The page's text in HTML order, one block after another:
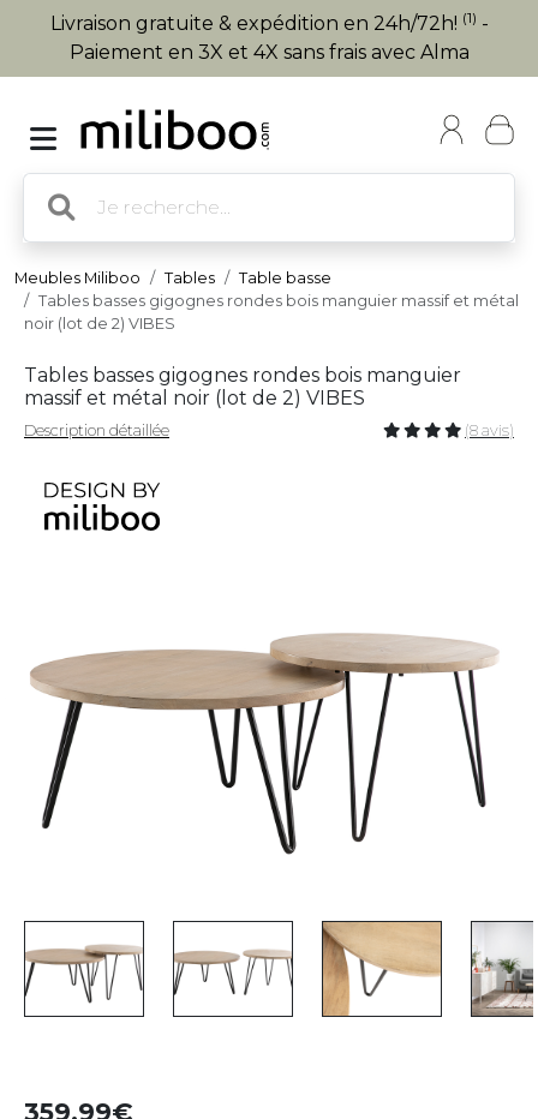
Livraison gratuite & expédition en 24h/72h! (1) -
Paiement en 3X et 4X sans frais avec Alma
Meubles Miliboo Tables
Table basse
Tables basses gigognes rondes bois manguier massif et métal
noir (lot de 2) VIBES
Tables basses gigognes rondes bois manguier
massif et métal noir (lot de 2) VIBES
Description détaillée (8 avis)
359,99